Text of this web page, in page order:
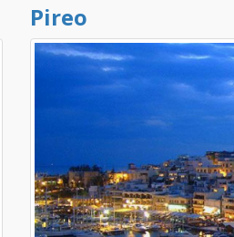
Pireo